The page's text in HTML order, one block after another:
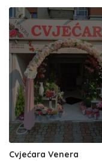
Cvjećara Venera